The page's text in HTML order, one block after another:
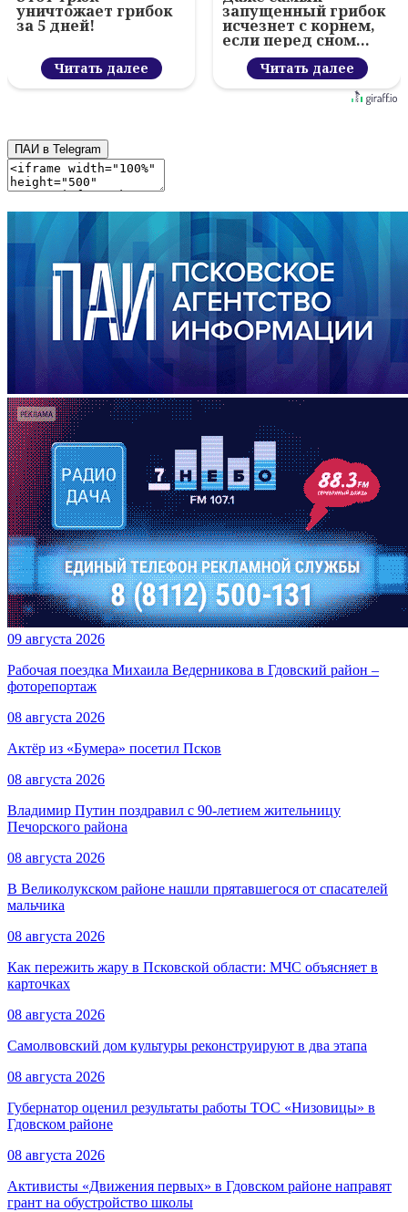
уничтожает грибок
за 5 дней!
Читать далее
запущенный грибок
исчезнет с корнем,
если перед сном…
Читать далее
ПАИ в Telegram
09 августа 2026
Рабочая поездка Михаила Ведерникова в Гдовский район –
фоторепортаж
08 августа 2026
Актёр из «Бумера» посетил Псков
08 августа 2026
Владимир Путин поздравил с 90-летием жительницу
Печорского района
08 августа 2026
В Великолукском районе нашли прятавшегося от спасателей
мальчика
08 августа 2026
Как пережить жару в Псковской области: МЧС объясняет в
карточках
08 августа 2026
Самолвовский дом культуры реконструируют в два этапа
08 августа 2026
Губернатор оценил результаты работы ТОС «Низовицы» в
Гдовском районе
08 августа 2026
Активисты «Движения первых» в Гдовском районе направят
грант на обустройство школы